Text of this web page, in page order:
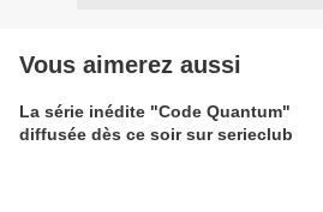
Vous aimerez aussi
La série inédite "Code Quantum"
diffusée dès ce soir sur serieclub